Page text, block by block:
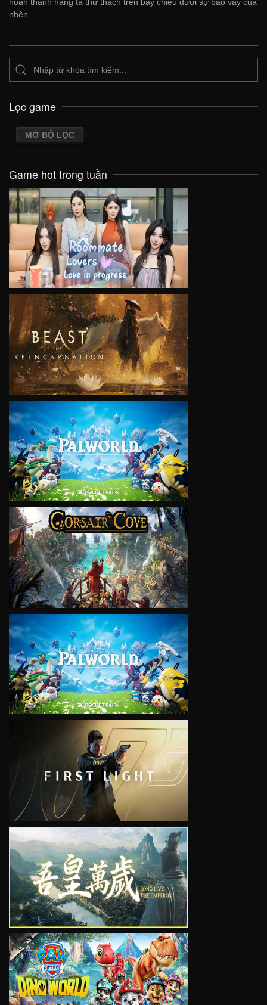
nhện. ...
Lọc game
MỞ BỘ LỌC
Game hot trong tuần
VIEW
VIEW
VIEW
VIEW
VIEW
VIEW
VIEW
VIEW